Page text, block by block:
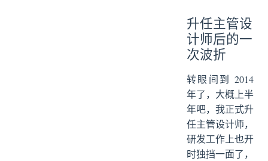
升任主管设
计师后的一
次波折
转眼间到 2014
年了，大概上半
年吧，我正式升
任主管设计师，
研发工作上也开
时独挡一面了，